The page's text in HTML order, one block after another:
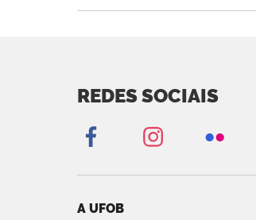
REDES SOCIAIS
A UFOB